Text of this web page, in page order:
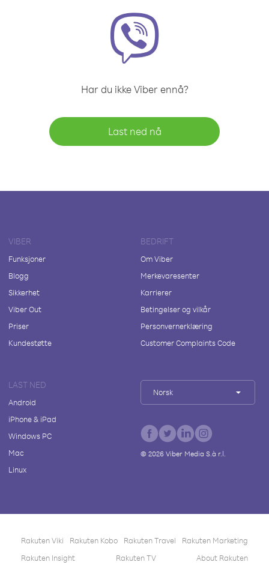
Har du ikke Viber ennå?
Last ned nå
VIBER
Funksjoner
Blogg
Sikkerhet
Viber Out
Priser
Kundestøtte
BEDRIFT
Om Viber
Merkevaresenter
Karrierer
Betingelser og vilkår
Personvernerklæring
Customer Complaints Code
LAST NED
Android
iPhone & iPad
Windows PC
Mac
Linux
Norsk
© 2026Viber Media S.à r.l.
Rakuten Viki Rakuten Kobo Rakuten Travel
Rakuten Marketing
Rakuten Insight
Rakuten TV About Rakuten